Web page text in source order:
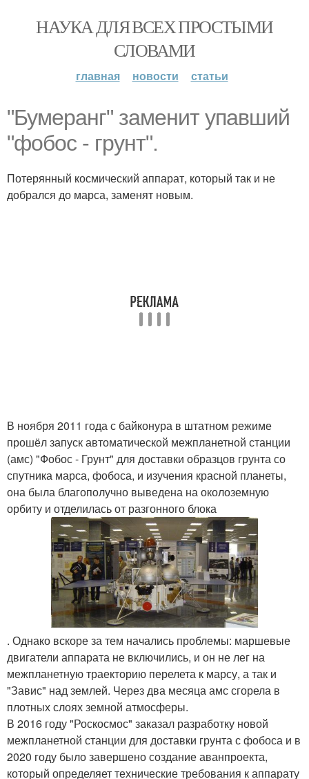
НАУКА ДЛЯ ВСЕХ ПРОСТЫМИ
СЛОВАМИ
главная новости статьи
"Бумеранг" заменит упавший
"фобос - грунт".
Потерянный космический аппарат, который так и не
добрался до марса, заменят новым.
В ноября 2011 года с байконура в штатном режиме
прошёл запуск автоматической межпланетной станции
(амс) "Фобос - Грунт" для доставки образцов грунта со
спутника марса, фобоса, и изучения красной планеты,
она была благополучно выведена на околоземную
орбиту и отделилась от разгонного блока
. Однако вскоре за тем начались проблемы: маршевые
двигатели аппарата не включились, и он не лег на
межпланетную траекторию перелета к марсу, а так и
"Завис" над землей. Через два месяца амс сгорела в
плотных слоях земной атмосферы.
В 2016 году "Роскосмос" заказал разработку новой
межпланетной станции для доставки грунта с фобоса и в
2020 году было завершено создание аванпроекта,
который определяет технические требования к аппарату